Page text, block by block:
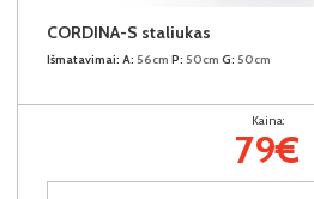
CORDINA-S staliukas
Išmatavimai: A: 56cm P: 50cm G: 50cm
Kaina:
79€